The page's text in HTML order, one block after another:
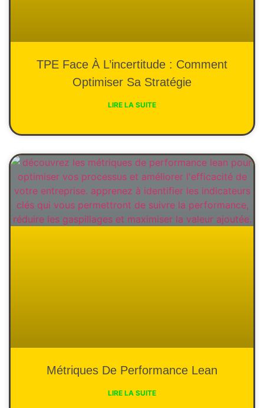
TPE Face À L’incertitude : Comment
Optimiser Sa Stratégie
LIRE LA SUITE
Métriques De Performance Lean
LIRE LA SUITE